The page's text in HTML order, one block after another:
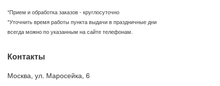
*Прием и обработка заказов - круглосуточно
*Уточнить время работы пункта выдачи в праздничные дни
всегда можно по указанным на сайте телефонам.
Контакты
Москва, ул. Маросейка, 6